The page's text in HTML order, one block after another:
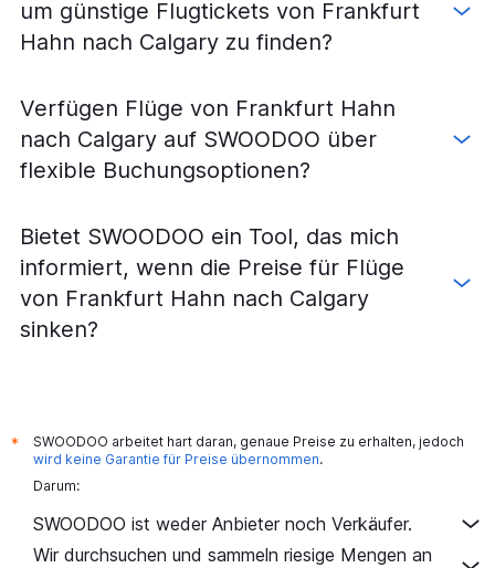
um günstige Flugtickets von Frankfurt
Hahn nach Calgary zu finden?
Verfügen Flüge von Frankfurt Hahn
nach Calgary auf SWOODOO über
flexible Buchungsoptionen?
Bietet SWOODOO ein Tool, das mich
informiert, wenn die Preise für Flüge
von Frankfurt Hahn nach Calgary
sinken?
*
SWOODOO arbeitet hart daran, genaue Preise zu erhalten, jedoch
wird keine Garantie für Preise übernommen.
Darum:
SWOODOO ist weder Anbieter noch Verkäufer.
Wir durchsuchen und sammeln riesige Mengen an